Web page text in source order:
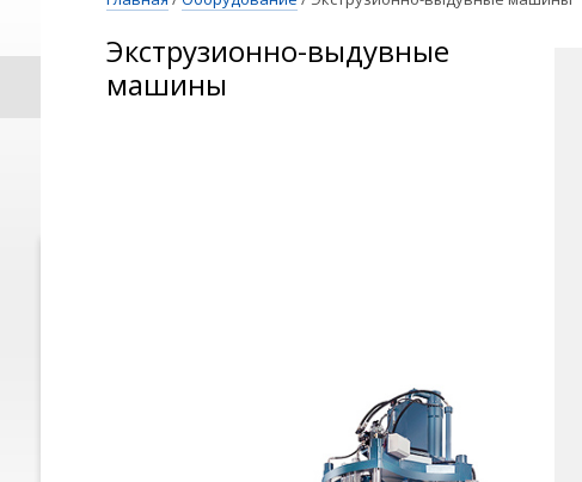
Экструзионно-выдувные
машины